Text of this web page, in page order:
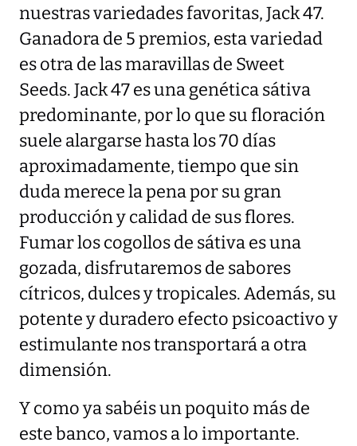
nuestras variedades favoritas, Jack 47.
Ganadora de 5 premios, esta variedad
es otra de las maravillas de Sweet
Seeds. Jack 47 es una genética sátiva
predominante, por lo que su floración
suele alargarse hasta los 70 días
aproximadamente, tiempo que sin
duda merece la pena por su gran
producción y calidad de sus flores.
Fumar los cogollos de sátiva es una
gozada, disfrutaremos de sabores
cítricos, dulces y tropicales. Además, su
potente y duradero efecto psicoactivo y
estimulante nos transportará a otra
dimensión.
Y como ya sabéis un poquito más de
este banco, vamos a lo importante.